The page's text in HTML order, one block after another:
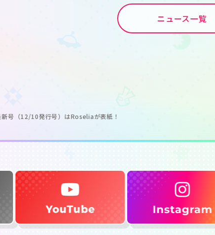
ニュース一覧
号（12/10発行号）はRoseliaが表紙！